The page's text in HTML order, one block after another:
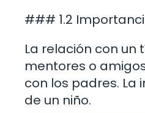
### 1.2
La relación con
mentores o
con los padres. La
de un niño.